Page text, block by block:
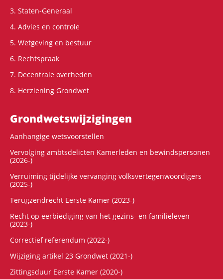
3. Staten-Generaal
4. Advies en controle
5. Wetgeving en bestuur
6. Rechtspraak
7. Decentrale overheden
8. Herziening Grondwet
Grondwets­wijzigingen
Aanhangige wetsvoorstellen
Vervolging ambtsdelicten Kamerleden en bewindspersonen
(2026-)
Verruiming tijdelijke vervanging volksvertegenwoordigers
(2025-)
Terugzendrecht Eerste Kamer (2023-)
Recht op eerbiediging van het gezins- en familieleven
(2023-)
Correctief referendum (2022-)
Wijziging artikel 23 Grondwet (2021-)
Zittingsduur Eerste Kamer (2020-)